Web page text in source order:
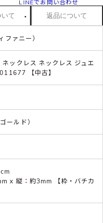
LINEでお問い合わせ
て 返品について
ファニー）
ックレス ネックレス ジュエ
【中古】
ールド）
x 縦：約3mm 【枠・バチカ